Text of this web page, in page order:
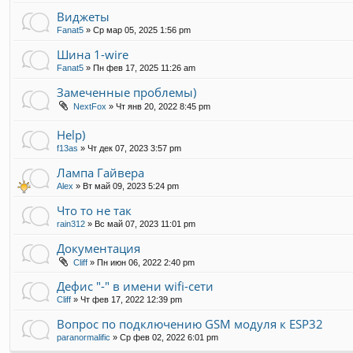
Виджеты
Fanat5 » Ср мар 05, 2025 1:56 pm
Шина 1-wire
Fanat5 » Пн фев 17, 2025 11:26 am
Замеченные проблемы)
NextFox » Чт янв 20, 2022 8:45 pm
Help)
f13as » Чт дек 07, 2023 3:57 pm
Лампа Гайвера
Alex » Вт май 09, 2023 5:24 pm
Что то не так
rain312 » Вс май 07, 2023 11:01 pm
Документация
Cliff » Пн июн 06, 2022 2:40 pm
Дефис "-" в имени wifi-сети
Cliff » Чт фев 17, 2022 12:39 pm
Вопрос по подключению GSM модуля к ESP32
paranormalific » Ср фев 02, 2022 6:01 pm